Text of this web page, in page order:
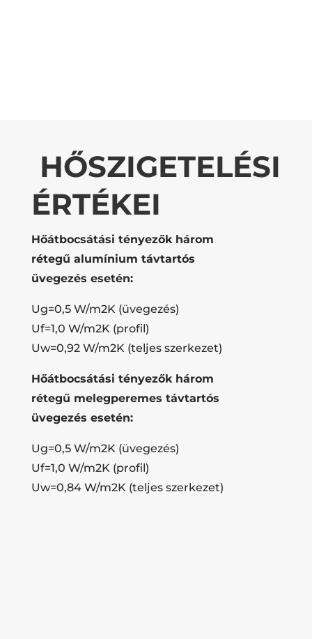
HŐSZIGETELÉSI
ÉRTÉKEI
Hőátbocsátási tényezők három
rétegű alumínium távtartós
üvegezés esetén:
Ug=0,5 W/m2K (üvegezés)
Uf=1,0 W/m2K (profil)
Uw=0,92 W/m2K (teljes szerkezet)
Hőátbocsátási tényezők három
rétegű melegperemes távtartós
üvegezés esetén:
Ug=0,5 W/m2K (üvegezés)
Uf=1,0 W/m2K (profil)
Uw=0,84 W/m2K (teljes szerkezet)